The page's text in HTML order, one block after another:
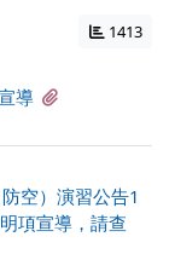
1413
導
空）演習公告1
項宣導，請查